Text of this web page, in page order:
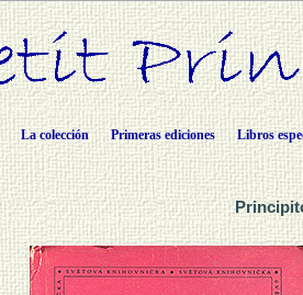
La colección Primeras ediciones Libros